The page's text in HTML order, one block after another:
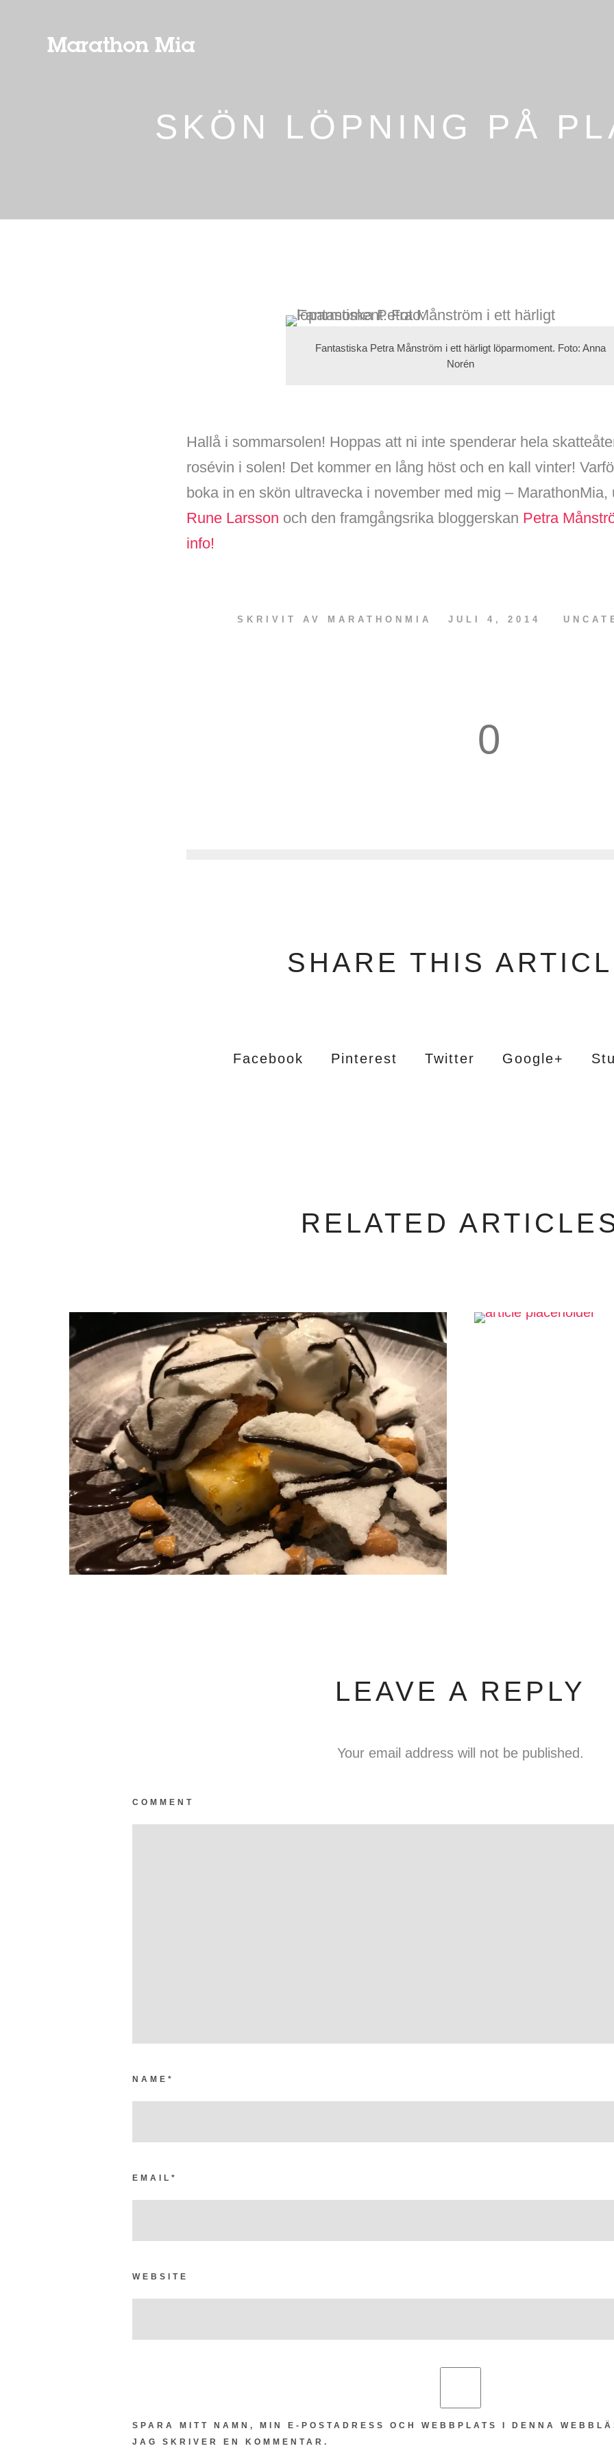
SKÖN LÖPNING PÅ
Fantastiska Petra Månström i ett härligt löparmoment. Foto: Anna
Norén
Hallå i sommarsolen! Hoppas att ni inte spenderar hela
rosévin i solen! Det kommer en lång höst och en kall vinter!
boka in en skön ultravecka i november med mig – MarathonMia,
Rune Larsson och den framgångsrika bloggerskan Petra
info!
SKRIVIT AV MARATHONMIA JULI 4, 2014
0
SHARE THIS
Facebook Pinterest Twitter Google+
RELATED
LEAVE A REPLY
Your email address will not be published.
COMMENT
NAME *
EMAIL *
WEBSITE
SPARA MITT NAMN, MIN E-POSTADRESS OCH WEBBPLATS I DENNA
JAG SKRIVER EN KOMMENTAR.